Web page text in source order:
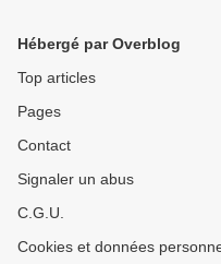
Hébergé par Overblog
Top articles
Pages
Contact
Signaler un abus
C.G.U.
Cookies et données